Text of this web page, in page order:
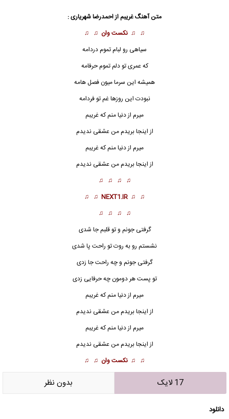
متن آهنگ غریبم از احمدرضا شهریاری :
♫ ♫ نکست وان ♫ ♫
سیاهی رو لبام تموم دردامه
که عمری تو دلم تموم حرفامه
همیشه این سرما میون فصل هامه
نبودت این روزها غم تو فردامه
میرم از دنیا منم که غریبم
از اینجا بریدم من عشقی ندیدم
میرم از دنیا منم کهغریبم
از اینجا بریدم من عشقی ندیدم
♫ ♫ ♫ ♫
♫ ♫
NEXT1.IR
♫ ♫
♫ ♫ ♫ ♫
گرفتی جونم و تو قلبم جا شدی
نشستم رو به روت تو راحت پا شدی
گرفتی جونم و چه راحت جا زدی
تو پست هر دومون چه حرفایی زدی
میرم از دنیا منم که غریبم
از اینجا بریدم من عشقی ندیدم
میرم از دنیا منم کهغریبم
از اینجا بریدم من عشقی ندیدم
♫ ♫ نکست وان ♫ ♫
17 لایک بدون نظر
دانلود